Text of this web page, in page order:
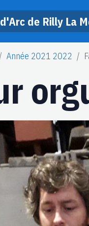
de Rilly La
Année 2021 2022